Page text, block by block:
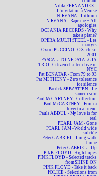
courant
Nilda FERNANDEZ -
L'invitation à Venise
NIRVANA - Lithium
NIRVANA - Rape me + All
apologies
OCEANIA RECORDS - Why
take a plane?
OPÉRA MULTI STEEL - Les
martyrs
Oxmo PUCCINO - OX-clusif
2001
PASCALITO NEOSTALGIA
TRIO - Citizen chanteur live in
NYC
Pat BENATAR - From 79 to 93
Pat METHENY - Zero tolerance
for silence
Patrick SÉBASTIEN - Le
samedi soir
Paul McCARTNEY - Collection
Paul McCARTNEY - From a
lover to a friend
Paula ABDUL - My love is for
real
PEARL JAM - Gone
PEARL JAM - World wide
suicide
Peter GABRIEL - Long walk
home
Peter GABRIEL - Up
PINK FLOYD - High hopes
PINK FLOYD - Selected tracks
from SHINE ON
PINK FLOYD - Take it back
POLICE - Selections from